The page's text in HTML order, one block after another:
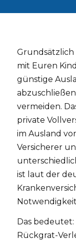
Grundsätzlich
mit Euren
günstige
vermeiden.
private
im Ausland
Versicherer
ist laut der
Das bedeutet:
Rückgrat-